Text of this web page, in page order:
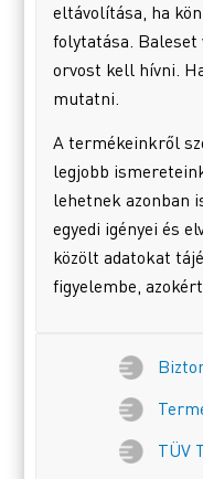
eltávolítása, ha
folytatása. Baleset
orvost kell hívni.
mutatni.
A termékeinkről
legjobb
lehetnek azonban
egyedi igényei és
közölt adatokat
figyelembe,
TÜV